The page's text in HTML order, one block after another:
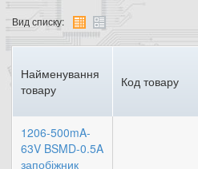
Вид списку:
Найменування
товару
Код товару
1206-500mA-
63V BSMD-0.5A
запобіжник